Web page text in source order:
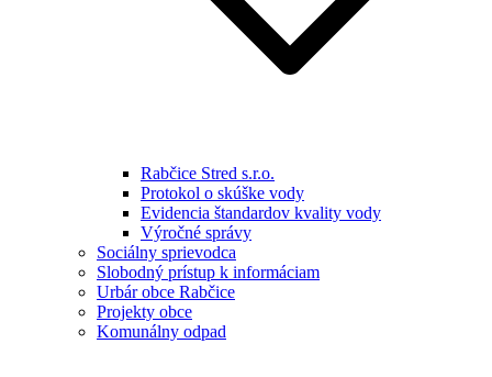
Rabčice Stred s.r.o.
Protokol o skúške vody
Evidencia štandardov kvality vody
Výročné správy
Sociálny sprievodca
Slobodný prístup k informáciam
Urbár obce Rabčice
Projekty obce
Komunálny odpad